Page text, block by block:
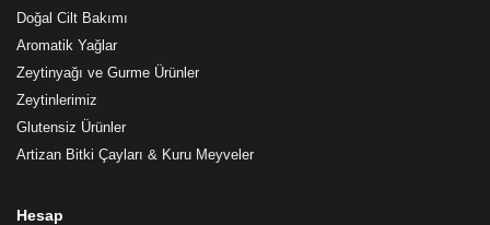
Doğal Cilt Bakımı
Aromatik Yağlar
Zeytinyağı ve Gurme Ürünler
Zeytinlerimiz
Glutensiz Ürünler
Artizan Bitki Çayları & Kuru Meyveler
Hesap